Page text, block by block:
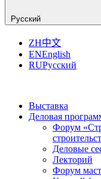
Русский
ZH中文
ENEnglish
RUРусский
Выставка
Деловая
Форум
Деловые
Лекторий
Форум